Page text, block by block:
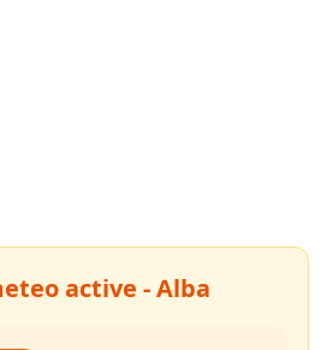
active - Alba